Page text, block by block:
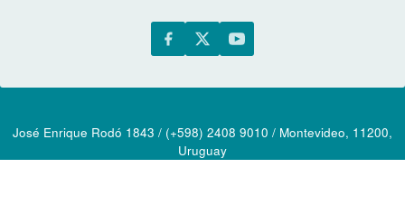
José Enrique Rodó 1843 / (+598) 2408 9010 / Montevideo, 11200,
Uruguay